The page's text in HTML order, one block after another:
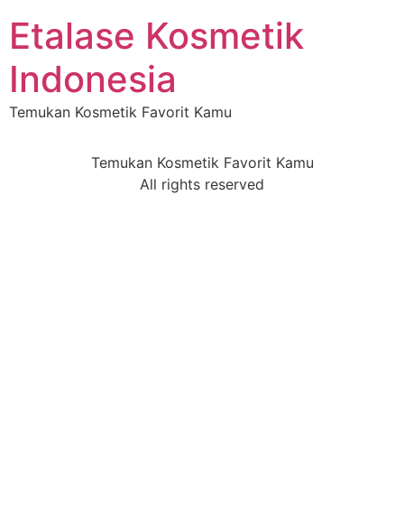
Etalase Kosmetik
Indonesia
Temukan Kosmetik Favorit Kamu
Temukan Kosmetik Favorit Kamu
All rights reserved